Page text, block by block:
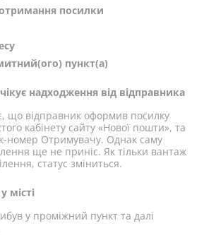
посилки
пункт(а)
надходження від відправника
що відправник оформив посилку
кабінету сайту «Нової пошти», та
номер Отримувачу. Однак саму
ще не приніс. Як тільки вантаж
статус зміниться.
місті
у проміжний пункт та далі